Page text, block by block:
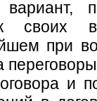
вариант,
своих
при
и